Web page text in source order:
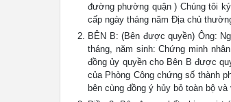
đường phường quận ) Chúng tôi
cấp ngày tháng năm Địa chủ
BÊN B: (Bên được quyền) Ông:
tháng, năm sinh: Chứng minh
đồng ủy quyền cho Bên B được
của Phòng Công chứng số thành
bên cùng đồng ý hủy bỏ toàn bộ